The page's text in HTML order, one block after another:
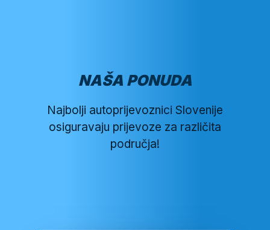
NAŠA PONUDA
Najbolji autoprijevoznici Slovenije
osiguravaju prijevoze za različita
područja!